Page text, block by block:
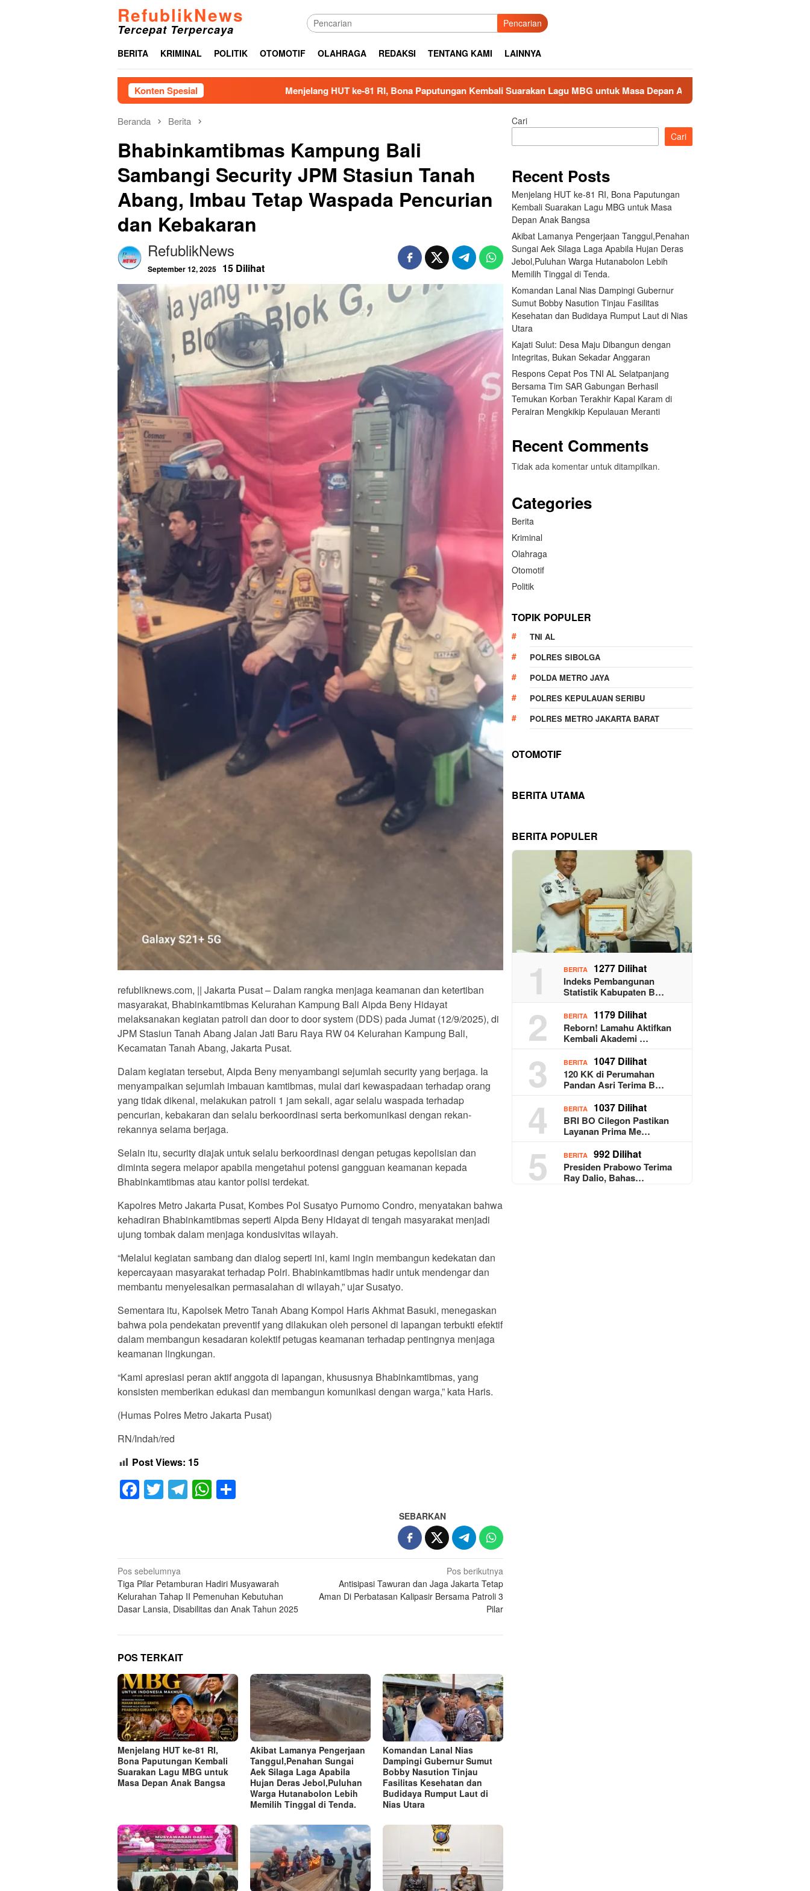
RefublikNews
Tercepat Terpercaya Pencarian
BERITA KRIMINAL POLITIK OTOMOTIF OLAHRAGA REDAKSI TENTANG KAMI LAINNYA
Konten SpesialMenjelang HUT ke-81 RI, Bona Paputungan Kembali Suarakan Lagu MBG untuk Masa Depan Anak Bangsa Akibat Lamanya Pengerjaan
Beranda Berita
Bhabinkamtibmas Kampung Bali
Sambangi Security JPM Stasiun Tanah
Abang, Imbau Tetap Waspada Pencurian
dan Kebakaran
RefublikNews
September 12, 2025 15 Dilihat
refubliknews.com, || Jakarta Pusat – Dalam rangka menjaga keamanan dan ketertiban
masyarakat, Bhabinkamtibmas Kelurahan Kampung Bali Aipda Beny Hidayat
melaksanakan kegiatan patroli dan door to door system (DDS) pada Jumat (12/9/2025), di
JPM Stasiun Tanah Abang Jalan Jati Baru Raya RW 04 Kelurahan Kampung Bali,
Kecamatan Tanah Abang, Jakarta Pusat.
Dalam kegiatan tersebut, Aipda Beny menyambangi sejumlah security yang berjaga. Ia
menyampaikan sejumlah imbauan kamtibmas, mulai dari kewaspadaan terhadap orang
yang tidak dikenal, melakukan patroli 1 jam sekali, agar selalu waspada terhadap
pencurian, kebakaran dan selalu berkoordinasi serta berkomunikasi dengan rekan-
rekannya selama berjaga.
Selain itu, security diajak untuk selalu berkoordinasi dengan petugas kepolisian dan
diminta segera melapor apabila mengetahui potensi gangguan keamanan kepada
Bhabinkamtibmas atau kantor polisi terdekat.
Kapolres Metro Jakarta Pusat, Kombes Pol Susatyo Purnomo Condro, menyatakan bahwa
kehadiran Bhabinkamtibmas seperti Aipda Beny Hidayat di tengah masyarakat menjadi
ujung tombak dalam menjaga kondusivitas wilayah.
“Melalui kegiatan sambang dan dialog seperti ini, kami ingin membangun kedekatan dan
kepercayaan masyarakat terhadap Polri. Bhabinkamtibmas hadir untuk mendengar dan
membantu menyelesaikan permasalahan di wilayah,” ujar Susatyo.
Sementara itu, Kapolsek Metro Tanah Abang Kompol Haris Akhmat Basuki, menegaskan
bahwa pola pendekatan preventif yang dilakukan oleh personel di lapangan terbukti efektif
dalam membangun kesadaran kolektif petugas keamanan terhadap pentingnya menjaga
keamanan lingkungan.
“Kami apresiasi peran aktif anggota di lapangan, khususnya Bhabinkamtibmas, yang
konsisten memberikan edukasi dan membangun komunikasi dengan warga,” kata Haris.
(Humas Polres Metro Jakarta Pusat)
RN/Indah/red
Post Views: 15
Facebook
TwitterTelegram
WhatsApp
SEBARKAN
Navigasi
pos
Pos sebelumnya
Tiga Pilar Petamburan Hadiri Musyawarah
Kelurahan Tahap II Pemenuhan Kebutuhan
Dasar Lansia, Disabilitas dan Anak Tahun 2025
Pos berikutnya
Antisipasi Tawuran dan Jaga Jakarta Tetap
Aman Di Perbatasan Kalipasir Bersama Patroli 3
Pilar
POS TERKAIT
Menjelang HUT ke-81 RI,
Bona Paputungan Kembali
Suarakan Lagu MBG untuk
Masa Depan Anak Bangsa
Akibat Lamanya Pengerjaan
Tanggul,Penahan Sungai
Aek Silaga Laga Apabila
Hujan Deras Jebol,Puluhan
Warga Hutanabolon Lebih
Memilih Tinggal di Tenda.
Komandan Lanal Nias
Dampingi Gubernur Sumut
Bobby Nasution Tinjau
Fasilitas Kesehatan dan
Budidaya Rumput Laut di
Nias Utara
Cari
Cari
Recent Posts
Menjelang HUT ke-81 RI, Bona Paputungan
Kembali Suarakan Lagu MBG untuk Masa
Depan Anak Bangsa
Akibat Lamanya Pengerjaan Tanggul,Penahan
Sungai Aek Silaga Laga Apabila Hujan Deras
Jebol,Puluhan Warga Hutanabolon Lebih
Memilih Tinggal di Tenda.
Komandan Lanal Nias Dampingi Gubernur
Sumut Bobby Nasution Tinjau Fasilitas
Kesehatan dan Budidaya Rumput Laut di Nias
Utara
Kajati Sulut: Desa Maju Dibangun dengan
Integritas, Bukan Sekadar Anggaran
Respons Cepat Pos TNI AL Selatpanjang
Bersama Tim SAR Gabungan Berhasil
Temukan Korban Terakhir Kapal Karam di
Perairan Mengkikip Kepulauan Meranti
Recent Comments
Tidak ada komentar untuk ditampilkan.
Categories
Berita
Kriminal
Olahraga
Otomotif
Politik
TOPIK POPULER
TNI AL
POLRES SIBOLGA
POLDA METRO JAYA
POLRES KEPULAUAN SERIBU
POLRES METRO JAKARTA BARAT
OTOMOTIF
BERITA UTAMA
BERITA POPULER
1 BERITA 1277 Dilihat
Indeks Pembangunan
Statistik Kabupaten B…
2 BERITA 1179 Dilihat
Reborn! Lamahu Aktifkan
Kembali Akademi …
3 BERITA 1047 Dilihat
120 KK di Perumahan
Pandan Asri Terima B…
4 BERITA 1037 Dilihat
BRI BO Cilegon Pastikan
Layanan Prima Me…
5 BERITA 992 Dilihat
Presiden Prabowo Terima
Ray Dalio, Bahas…